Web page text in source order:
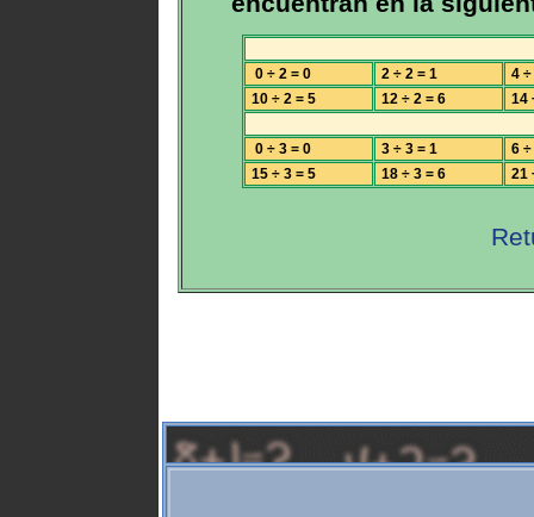
0 ÷ 2 = 0 2 ÷ 2 = 1
4 ÷
10 ÷ 2 = 5
12 ÷ 2 = 6 14
0 ÷ 3 = 0 3 ÷ 3 = 1
6 ÷
15 ÷ 3 = 5
18 ÷ 3 = 6 21